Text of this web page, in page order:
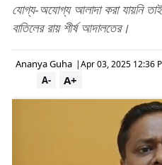
যোগ্য-অযোগ্য আলাদা করা যায়নি
বাতিলের রায় শীর্ষ আদালতের।
Ananya Guha |Apr 03, 2025 12:36
A+
A-